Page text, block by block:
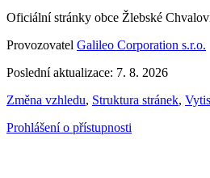
Oficiální stránky obce Žlebské
Provozovatel Galileo Corporation s.r.o.
Poslední aktualizace: 7. 8. 2026
Změna vzhledu, Struktura stránek,
Prohlášení o přístupnosti